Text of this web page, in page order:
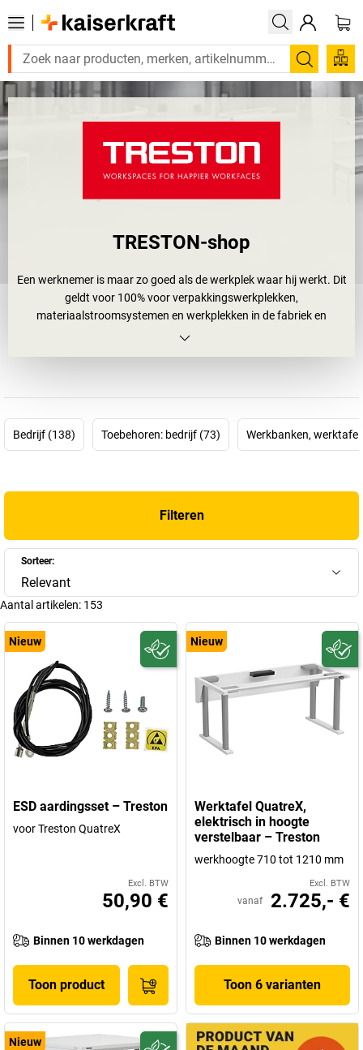
Zoeken
TRESTON-shop
Een werknemer is maar zo goed als de werkplek waar hij werkt. Dit
geldt voor 100% voor verpakkingswerkplekken,
materiaalstroomsystemen en werkplekken in de fabriek en
werkplaats. Daarom hebben veel bedrijven al
te beperken. Hoe bereikt u dit? Door producten te gebruiken die
individueel kunnen worden aangepast aan werkprocessen en
functionaliteit en de efficiëntie op de werkplek te verbeteren. De
rekening te houden met de processen in hun bedrijf bij het
samenstellen van een systeemwerkplek. Het Finse bedrijf is niet
voor niets een van de grootste fabrikanten ter wereld. Want de
klant – en dus de persoon op zijn werkplek – staat bij TRESTON
centraal.
Bedrijf (138) Toebehoren: bedrijf (73) Werkbanken,
Filteren
Sorteer:
Relevant
Aantal artikelen: 153
Nieuw
ESD aardingsset – Treston
voor Treston QuatreX
Excl. BTW
50,90 €
Binnen 10 werkdagen
Toon product
Nieuw
Werktafel QuatreX,
elektrisch in hoogte
verstelbaar – Treston
werkhoogte 710 tot 1210 mm
Excl. BTW
vanaf 2.725,- €
Binnen 10 werkdagen
Toon 6 varianten
Nieuw